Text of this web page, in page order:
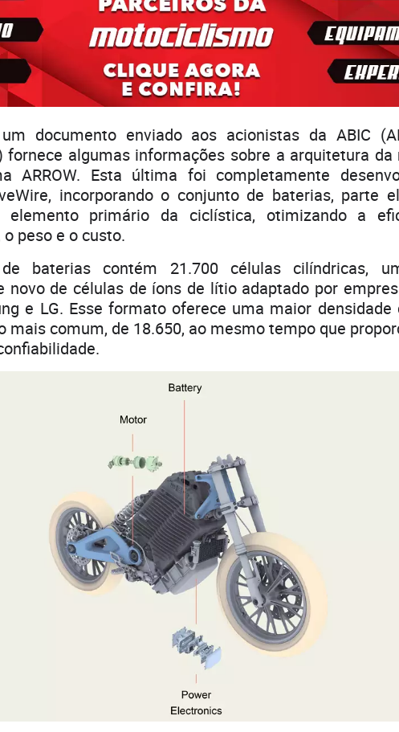
documento enviado aos acionistas da ABIC
fornece algumas informações sobre a arquitetura da
ARROW. Esta última foi completamente
incorporando o conjunto de baterias, parte
elemento primário da ciclística, otimizando a
peso e o custo.
baterias contém 21.700 células cilíndricas,
novo de células de íons de lítio adaptado por
e LG. Esse formato oferece uma maior densidade
mais comum, de 18.650, ao mesmo tempo que